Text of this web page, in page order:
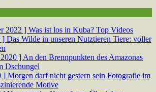
2022 ] Was ist los in Kuba? Top Videos
] Das Wilde in unseren Nutztieren Tiere: voller
] An den Brennpunkten des Amazonas
Dschungel
] Morgen darf nicht gestern sein Fotografie im
Motive